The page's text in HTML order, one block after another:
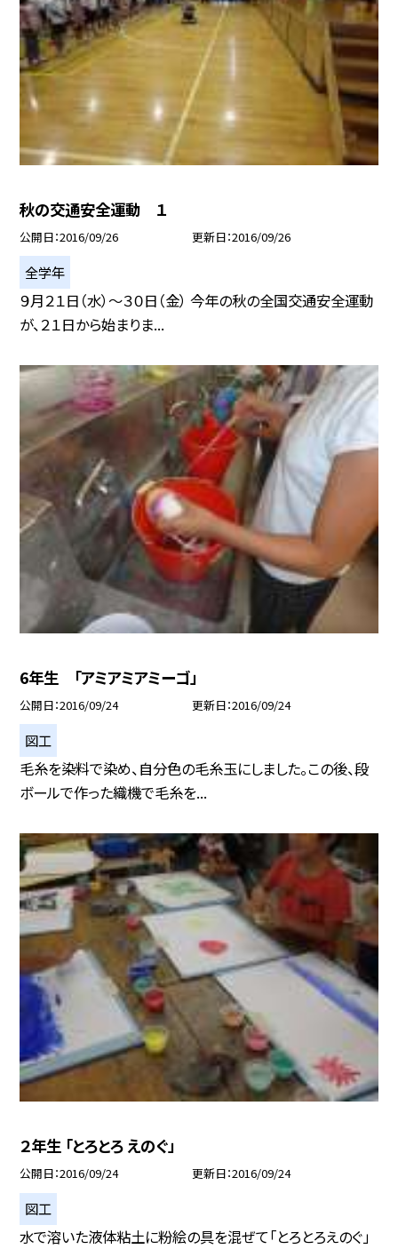
秋の交通安全運動 １
公開日 2016/09/26 更新日 2016/09/26
全学年
９月２１日（水）〜３０日（金） 今年の秋の全国交通安全運動
が、２１日から始まりま...
6年生 「アミアミアミーゴ」
公開日 2016/09/24 更新日 2016/09/24
図工
毛糸を染料で染め、自分色の毛糸玉にしました。この後、段
ボールで作った織機で毛糸を...
２年生 「とろとろ えのぐ」
公開日 2016/09/24 更新日 2016/09/24
図工
水で溶いた液体粘土に粉絵の具を混ぜて「とろとろえのぐ」